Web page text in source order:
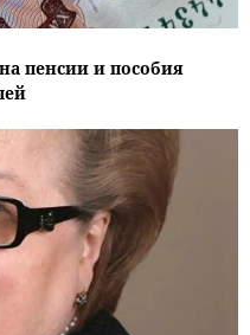
пенсии и пособия